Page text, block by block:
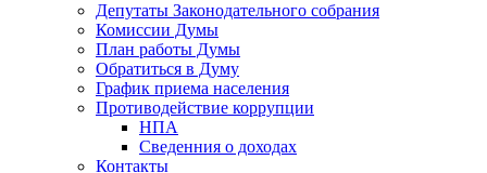
Депутаты Законодательного собрания
Комиссии Думы
План работы Думы
Обратиться в Думу
График приема населения
Противодействие коррупции
НПА
Сведенния о доходах
Контакты